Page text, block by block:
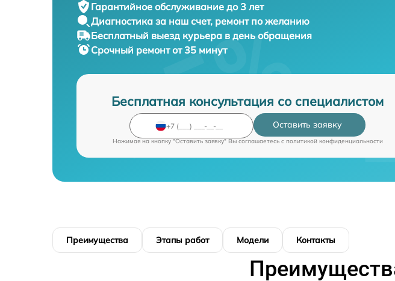
Гарантийное обслуживание до 3 лет
Диагностика за наш счет, ремонт по желанию
Бесплатный выезд курьера в день обращения
Срочный ремонтот 35 минут
Бесплатная консультация со специалистом
Оставить заявку
Нажимая на кнопку "Оставить заявку" Вы соглашаетесь c политикой конфиденциальности
Преимущества Этапы работ Модели Контакты